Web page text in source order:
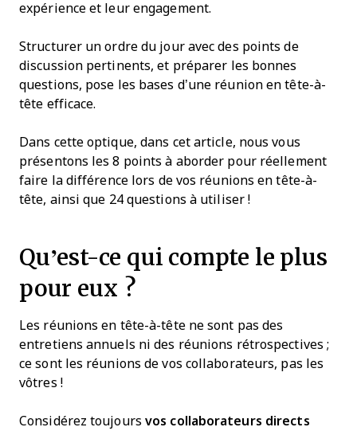
expérience et leur engagement.
Structurer un ordre du jour avec des points de
discussion pertinents, et préparer les bonnes
questions, pose les bases d’une réunion en tête-à-
tête efficace.
Dans cette optique, dans cet article, nous vous
présentons les 8 points à aborder pour réellement
faire la différence lors de vos réunions en tête-à-
tête, ainsi que 24 questions à utiliser !
Qu’est-ce qui compte le plus
pour eux ?
Les réunions en tête-à-tête ne sont pas des
entretiens annuels ni des réunions rétrospectives ;
ce sont les réunions de vos collaborateurs, pas les
vôtres !
Considérez toujours vos collaborateurs directs